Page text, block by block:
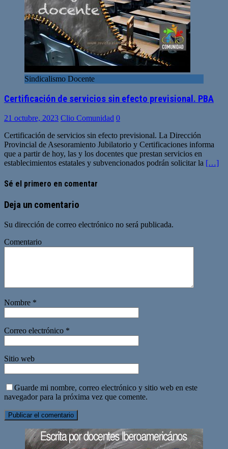
Sindicalismo Docente
Certificación de servicios sin efecto previsional. PBA
21 octubre, 2023 Clio Comunidad 0
Certificación de servicios sin efecto previsional. La Dirección
Provincial de Asesoramiento Jubilatorio y Certificaciones informa
que a partir de hoy, las y los docentes que prestan servicios en
establecimientos estatales y subvencionados podrán solicitar la […]
Sé el primero en comentar
Deja un comentario
Su dirección de correo electrónico no será publicada.
Comentario
Nombre *
Correo electrónico *
Sitio web
Guarde mi nombre, correo electrónico y sitio web en este
navegador para la próxima vez que comente.